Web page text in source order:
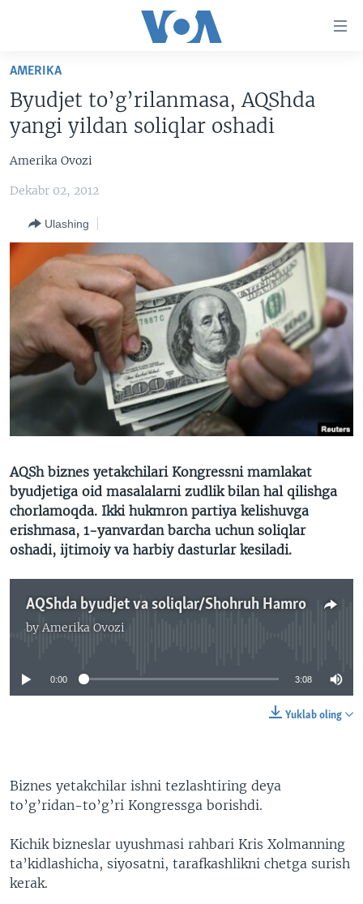
Boshiga
Qidiruvga
o'ting
AMERIKA
MULTIMEDIA
AMERIKA MANZARALARI
XALQARO HAYOT
VASHINGTON CHOYXONASI
MOBIL-SALOM!
VIDEO
XABARLAR SURATLARDA
IJTIMOIY TARMOQLAR
FACEBOOK
YOUTUBE
INSTAGRAM
ODNOKLASSNIKI
TWITTER
SOUNDCLOUD
INGLIZ TILI DARSLARI
EDITORIAL
Learning English
VOA
AMERIKA
Byudjet to’g’rilanmasa, AQShda
yangi yildan soliqlar oshadi
Amerika Ovozi
Dekabr 02, 2012
Ulashing
AQSh biznes yetakchilari Kongressni mamlakat
byudjetiga oid masalalarni zudlik bilan hal qilishga
chorlamoqda. Ikki hukmron partiya kelishuvga
erishmasa, 1-yanvardan barcha uchun soliqlar
oshadi, ijtimoiy va harbiy dasturlar kesiladi.
AQShda byudjet va soliqlar/Shohruh Hamro
by Amerika Ovozi
No media source currently available
0:00 3:08
Yuklab oling
Biznes yetakchilar ishni tezlashtiring deya
to’g’ridan-to’g’ri Kongressga borishdi.
Kichik bizneslar uyushmasi rahbari Kris Xolmanning
ta’kidlashicha, siyosatni, tarafkashlikni chetga surish
kerak.